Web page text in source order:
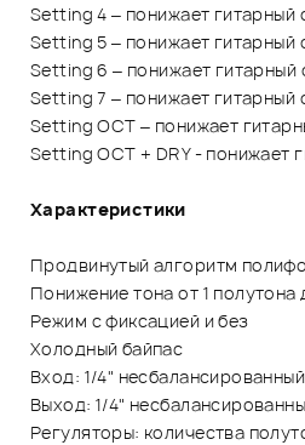
Setting 4 – понижает гитарный
Setting 5 – понижает гитарный
Setting 6 – понижает гитарный
Setting 7 – понижает гитарный
Setting OCT – понижает
Setting OCT + DRY - понижает
Характеристики
Продвинутый алгоритм
Понижение тона от 1 полутона
Режим с фиксацией и без
Холодный байпас
Вход: 1/4" несбалансированный
Выход: 1/4"
Регуляторы: количества